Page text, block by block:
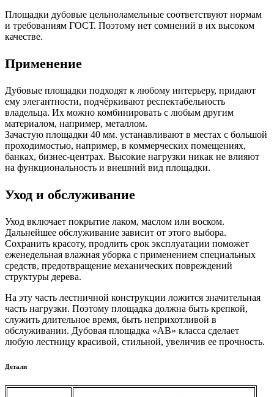
Площадки дубовые цельноламельные соответствуют нормам
и требованиям ГОСТ. Поэтому нет сомнений в их высоком
качестве.
Применение
Дубовые площадки подходят к любому интерьеру, придают
ему элегантности, подчёркивают респектабельность
владельца. Их можно комбинировать с любым другим
материалом, например, металлом.
Зачастую площадки 40 мм. устанавливают в местах с большой
проходимостью, например, в коммерческих помещениях,
банках, бизнес-центрах. Высокие нагрузки никак не влияют
на функциональность и внешний вид площадки.
Уход и обслуживание
Уход включает покрытие лаком, маслом или воском.
Дальнейшее обслуживание зависит от этого выбора.
Сохранить красоту, продлить срок эксплуатации поможет
еженедельная влажная уборка с применением специальных
средств, предотвращение механических повреждений
структуры дерева.
На эту часть лестничной конструкции ложится значительная
часть нагрузки. Поэтому площадка должна быть крепкой,
служить длительное время, быть неприхотливой в
обслуживании. Дубовая площадка «АВ» класса сделает
любую лестницу красивой, стильной, увеличив ее прочность.
Детали